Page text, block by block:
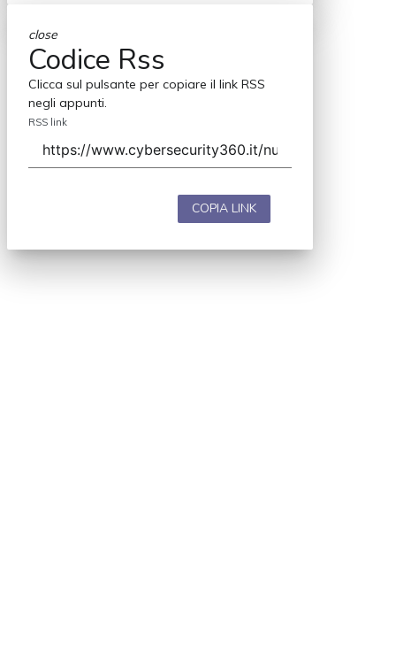
close
Codice Rss
Clicca sul pulsante per copiare il link RSS
negli appunti.
RSS link
COPIA LINK